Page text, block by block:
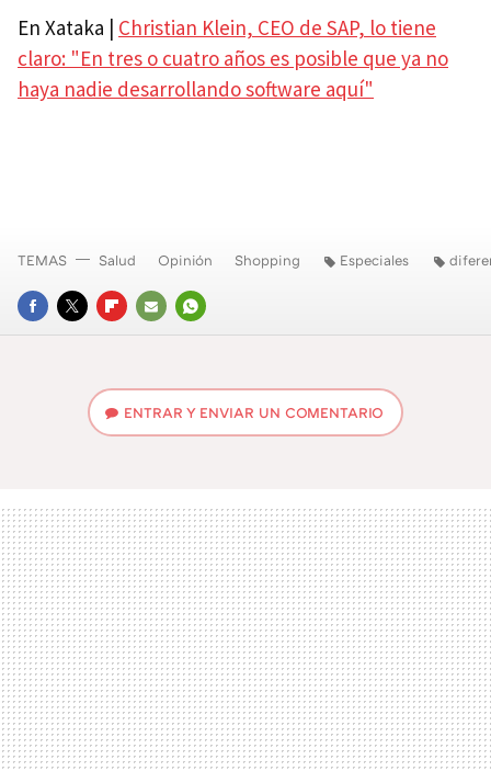
En Xataka | Christian Klein, CEO de SAP, lo tiene
claro: "En tres o cuatro años es posible que ya no
haya nadie desarrollando software aquí"
FACEBOOK
TWITTERFLIPBOARD
E-
WHATSAPP
TEMAS Salud Opinión Shopping Especiales
ENTRAR Y ENVIAR UN COMENTARIO